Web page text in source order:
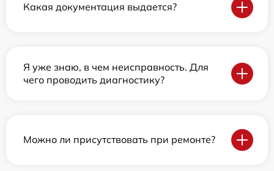
Какая документация выдается?
Я уже знаю, в чем неисправность. Для
чего проводить диагностику?
Можно ли присутствовать при ремонте?